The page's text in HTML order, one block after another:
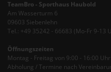
TeamBro - Sporthaus Haubold
Am Wasserturm 6
09603 Siebenlehn
Tel.: +49 35242 - 66683 (Mo-Fr 9-13
Öffnungszeiten
Montag - Freitag von 9:00 - 16:00 Uhr
Abholung / Termine nach